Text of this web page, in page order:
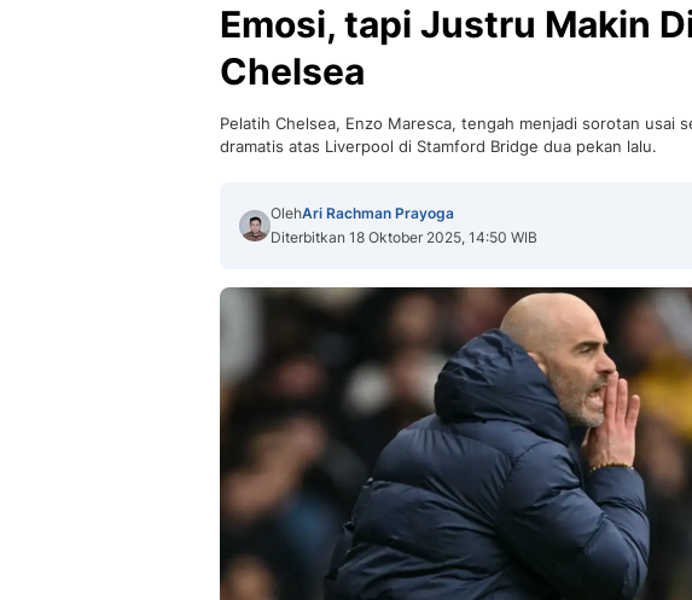
Emosi, tapi Justru Makin
Chelsea
Pelatih Chelsea, Enzo Maresca, tengah menjadi sorotan usai
dramatis atas Liverpool di Stamford Bridge dua pekan lalu.
OlehAri Rachman Prayoga
Diterbitkan 18 Oktober 2025, 14:50 WIB